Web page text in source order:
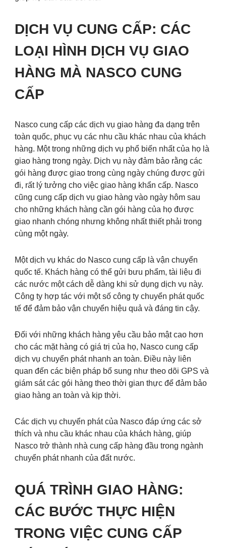
DỊCH VỤ CUNG CẤP: CÁC
LOẠI HÌNH DỊCH VỤ GIAO
HÀNG MÀ NASCO CUNG
CẤP
Nasco cung cấp các dịch vụ giao hàng đa dạng trên
toàn quốc, phục vụ các nhu cầu khác nhau của khách
hàng. Một trong những dịch vụ phổ biến nhất của họ là
giao hàng trong ngày. Dịch vụ này đảm bảo rằng các
gói hàng được giao trong cùng ngày chúng được gửi
đi, rất lý tưởng cho việc giao hàng khẩn cấp. Nasco
cũng cung cấp dịch vụ giao hàng vào ngày hôm sau
cho những khách hàng cần gói hàng của họ được
giao nhanh chóng nhưng không nhất thiết phải trong
cùng một ngày.
Một dịch vụ khác do Nasco cung cấp là vận chuyển
quốc tế. Khách hàng có thể gửi bưu phẩm, tài liệu đi
các nước một cách dễ dàng khi sử dụng dịch vụ này.
Công ty hợp tác với một số công ty chuyển phát quốc
tế để đảm bảo vận chuyển hiệu quả và đáng tin cậy.
Đối với những khách hàng yêu cầu bảo mật cao hơn
cho các mặt hàng có giá trị của họ, Nasco cung cấp
dịch vụ chuyển phát nhanh an toàn. Điều này liên
quan đến các biện pháp bổ sung như theo dõi GPS và
giám sát các gói hàng theo thời gian thực để đảm bảo
giao hàng an toàn và kịp thời.
Các dịch vụ chuyển phát của Nasco đáp ứng các sở
thích và nhu cầu khác nhau của khách hàng, giúp
Nasco trở thành nhà cung cấp hàng đầu trong ngành
chuyển phát nhanh của đất nước.
QUÁ TRÌNH GIAO HÀNG:
CÁC BƯỚC THỰC HIỆN
TRONG VIỆC CUNG CẤP